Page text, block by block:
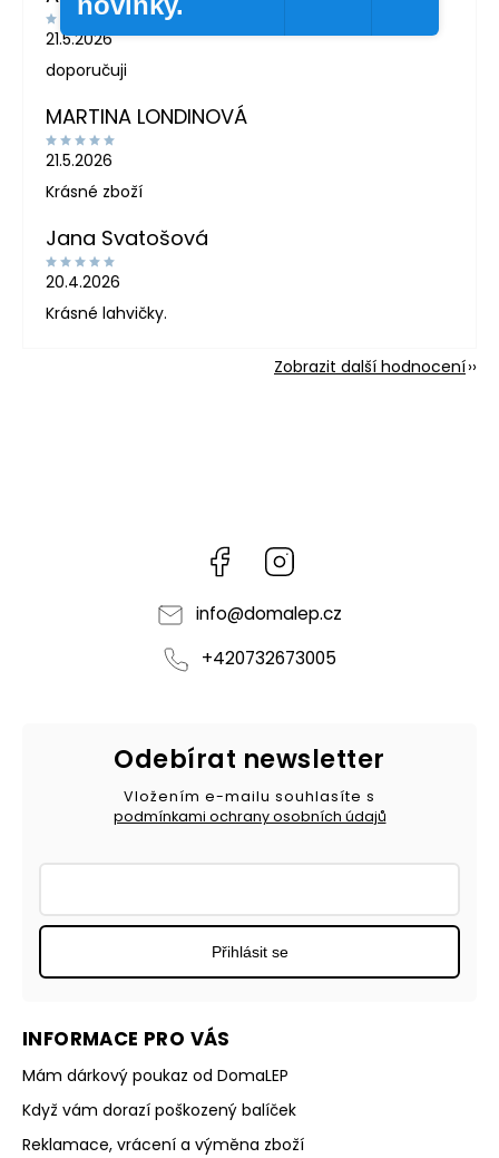
21.5.2026
doporučuji
MARTINA LONDINOVÁ
21.5.2026
Krásné zboží
Jana Svatošová
20.4.2026
Krásné lahvičky.
Zobrazit další hodnocení
Facebook
info@domalep.cz
+420732673005
INFORMACE PRO VÁS
Mám dárkový poukaz od DomaLEP
Když vám dorazí poškozený balíček
Reklamace, vrácení a výměna zboží
Odebírat newsletter
Vložením e-mailu souhlasíte s
podmínkami ochrany osobních údajů
Přihlásit se